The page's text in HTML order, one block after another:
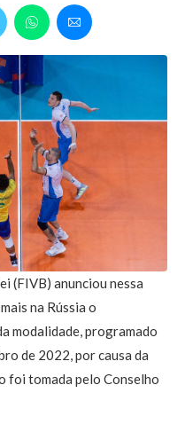
(FIVB) anunciou nessa
na Rússia o
modalidade, programado
de 2022, por causa da
foi tomada pelo Conselho